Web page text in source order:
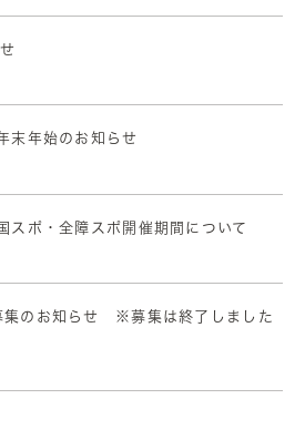
末年始のお知らせ
スポ・全障スポ開催期間について
集のお知らせ ※募集は終了しました